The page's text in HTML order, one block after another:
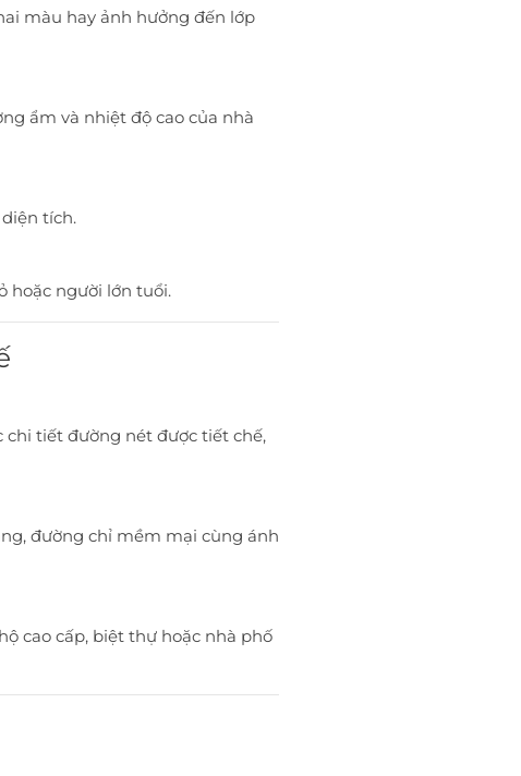
màu hay ảnh hưởng đến lớp
ẩm và nhiệt độ cao của nhà
tích.
hoặc người lớn tuổi.
chi tiết đường nét được tiết chế,
đường chỉ mềm mại cùng ánh
cao cấp, biệt thự hoặc nhà phố